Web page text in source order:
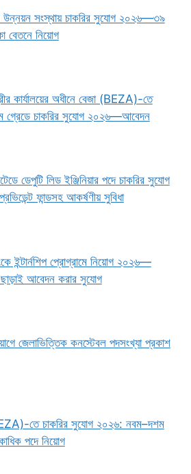
উন্নয়ন সংস্থায় চাকরির সুযোগ ২০২৬—৩৯
বেতনে নিয়োগ
কার্যালয়ের অধীনে বেজা (BEZA)-তে
গ্রেডে চাকরির সুযোগ ২০২৬—আবেদন
ডেপুটি লিড ইঞ্জিনিয়ার পদে চাকরির সুযোগ
ফান্ডসহ আকর্ষণীয় সুবিধা
ইন্টার্নশিপ প্রোগ্রামে নিয়োগ ২০২৬—
ছাড়াই আবেদন করার সুযোগ
জেলাভিত্তিক কনস্টেবল পদসংখ্যা প্রকাশ
তে চাকরির সুযোগ ২০২৬: নবম–দশম
পদে নিয়োগ